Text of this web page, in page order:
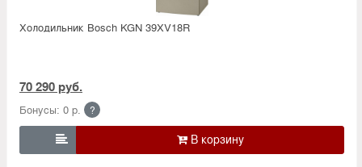
Холодильник Bosсh KGN 39XV18R
70 290 руб.
Бонусы: 0 р. ?
